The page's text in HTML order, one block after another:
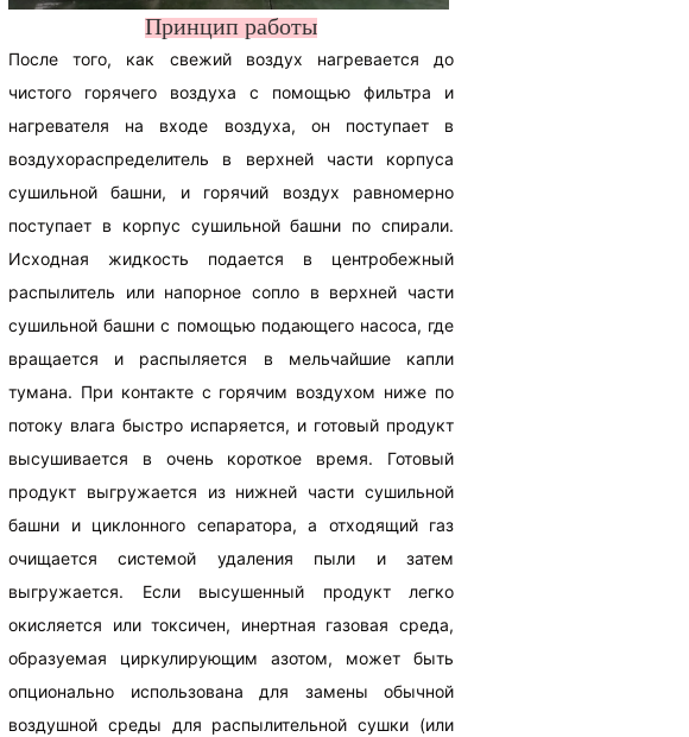
Принцип работы
После того, как свежий воздух нагревается до
чистого горячего воздуха с помощью фильтра и
нагревателя на входе воздуха, он поступает в
воздухораспределитель в верхней части корпуса
сушильной башни, и горячий воздух равномерно
поступает в корпус сушильной башни по спирали.
Исходная жидкость подается в центробежный
распылитель или напорное сопло в верхней части
сушильной башни с помощью подающего насоса, где
вращается и распыляется в мельчайшие капли
тумана. При контакте с горячим воздухом ниже по
потоку влага быстро испаряется, и готовый продукт
высушивается в очень короткое время. Готовый
продукт выгружается из нижней части сушильной
башни и циклонного сепаратора, а отходящий газ
очищается системой удаления пыли и затем
выгружается. Если высушенный продукт легко
окисляется или токсичен, инертная газовая среда,
образуемая циркулирующим азотом, может быть
опционально использована для замены обычной
воздушной среды для распылительной сушки (или